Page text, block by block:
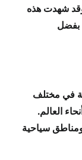
وقد شهدت هذه
بفضل
في مختلف
العالم.
سياحية